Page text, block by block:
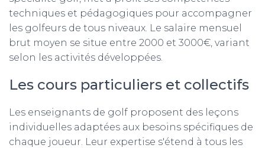
techniques et pédagogiques pour accompagner
les golfeurs de tous niveaux. Le salaire mensuel
brut moyen se situe entre 2000 et 3000€, variant
selon les activités développées.
Les cours particuliers et collectifs
Les enseignants de golf proposent des leçons
individuelles adaptées aux besoins spécifiques de
chaque joueur. Leur expertise s'étend à tous les